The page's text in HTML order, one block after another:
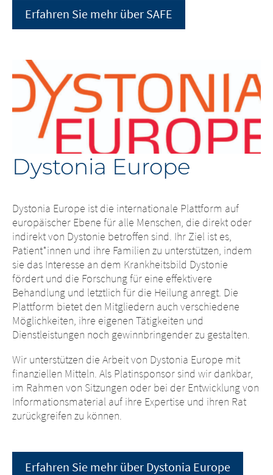
Erfahren Sie mehr über SAFE
Dystonia Europe
Dystonia Europe ist die internationale Plattform auf
europäischer Ebene für alle Menschen, die direkt oder
indirekt von Dystonie betroffen sind. Ihr Ziel ist es,
Patient*innen und ihre Familien zu unterstützen, indem
sie das Interesse an dem Krankheitsbild Dystonie
fördert und die Forschung für eine effektivere
Behandlung und letztlich für die Heilung anregt. Die
Plattform bietet den Mitgliedern auch verschiedene
Möglichkeiten, ihre eigenen Tätigkeiten und
Dienstleistungen noch gewinnbringender zu gestalten.
Wir unterstützen die Arbeit von Dystonia Europe mit
finanziellen Mitteln. Als Platinsponsor sind wir dankbar,
im Rahmen von Sitzungen oder bei der Entwicklung von
Informationsmaterial auf ihre Expertise und ihren Rat
zurückgreifen zu können.
Erfahren Sie mehr über Dystonia Europe